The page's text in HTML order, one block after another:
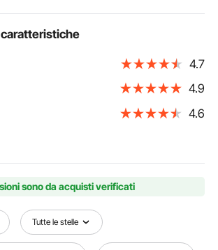
4.7
4.9
4.6
sono da acquisti verificati
Tutte le stelle